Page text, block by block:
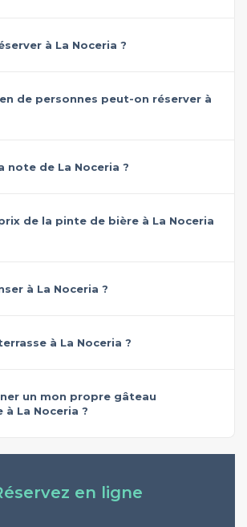
à La Noceria ?
de personnes peut-on réserver à
note de La Noceria ?
de la pinte de bière à La Noceria
à La Noceria ?
à La Noceria ?
un mon propre gâteau
à La Noceria ?
en ligne